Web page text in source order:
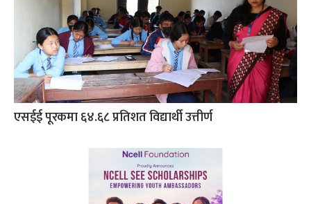
एसईई पूरकमा ६४.६८ प्रतिशत विद्यार्थी उत्तीर्ण